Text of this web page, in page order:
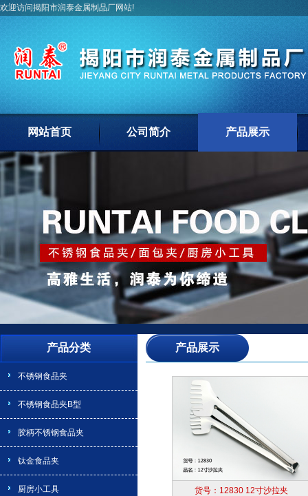
欢迎访问揭阳市润泰金属制品厂网站!
网站首页 公司简介 产品展示
产品分类
不锈钢食品夹
不锈钢食品夹B型
胶柄不锈钢食品夹
钛金食品夹
厨房小工具
产品展示
货号：12830 12寸沙拉夹